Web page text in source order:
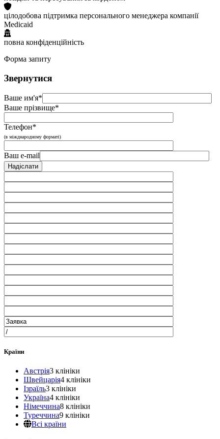
цілодобова підтримка персонального менеджера компанії
Medicaid
повна конфіденційність
Форма запиту
Звернутися
Ваше им'я*
Ваше прізвище*
Телефон*
(в міжднародному форматі)
Ваш e-mail
Країни
Австрія3 клініки
Швейцарія4 клініки
Ізраїль3 клініки
Україна4 клініки
Німеччина8 клініки
Туреччина9 клініки
Всі країни